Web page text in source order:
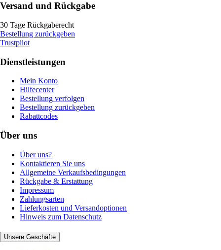
Versand und Rückgabe
30 Tage Rückgaberecht
Bestellung zurückgeben
Trustpilot
Dienstleistungen
Mein Konto
Hilfecenter
Bestellung verfolgen
Bestellung zurückgeben
Rabattcodes
Über uns
Über uns?
Kontaktieren Sie uns
Allgemeine Verkaufsbedingungen
Rückgabe & Erstattung
Impressum
Zahlungsarten
Lieferkosten und Versandoptionen
Hinweis zum Datenschutz
Unsere Geschäfte